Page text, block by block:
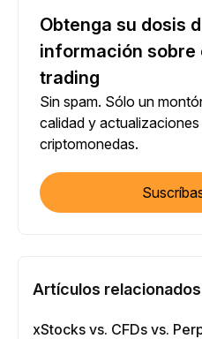
Obtenga su dosis
información sobre
trading
Sin spam. Sólo un
calidad y
criptomonedas.
Artículos relacionados
xStocks vs. CFDs vs.